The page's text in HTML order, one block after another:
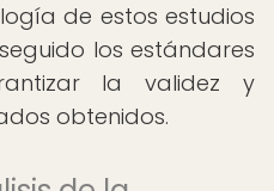
de estos estudios
los estándares
la validez y
obtenidos.